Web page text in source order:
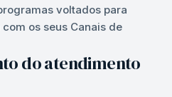
voltados para
os seus Canais de
do atendimento